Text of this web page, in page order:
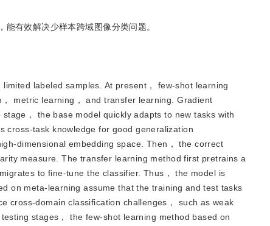
有效解决少样本跨域图像分类问题。
labeled samples. At present， few-shot learning
metric learning， and transfer learning. Gradient
， the base model quickly adapts to new tasks with
cross-task knowledge for good generalization
dimensional embedding space. Then， the correct
measure. The transfer learning method first pretrains a
to fine-tune the classifier. Thus， the model is
on meta-learning assume that the training and test tasks
cross-domain classification challenges， such as weak
stages， the few-shot learning method based on